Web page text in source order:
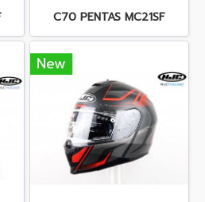
C70 PENTAS MC21SF
New